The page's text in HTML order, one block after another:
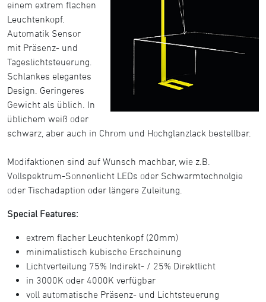
einem extrem flachen
Leuchtenkopf.
Automatik Sensor
mit Präsenz- und
Tageslichtsteuerung.
Schlankes elegantes
Design. Geringeres
Gewicht als üblich. In
üblichem weiß oder
schwarz, aber auch in Chrom und Hochglanzlack bestellbar.
Modifaktionen sind auf Wunsch machbar, wie z.B.
Vollspektrum-Sonnenlicht LEDs oder Schwarmtechnolgie
oder Tischadaption oder längere Zuleitung.
Special Features:
extrem flacher Leuchtenkopf (20mm)
minimalistisch kubische Erscheinung
Lichtverteilung 75% Indirekt- / 25% Direktlicht
in 3000K oder 4000K verfügbar
voll automatische Präsenz- und Lichtsteuerung